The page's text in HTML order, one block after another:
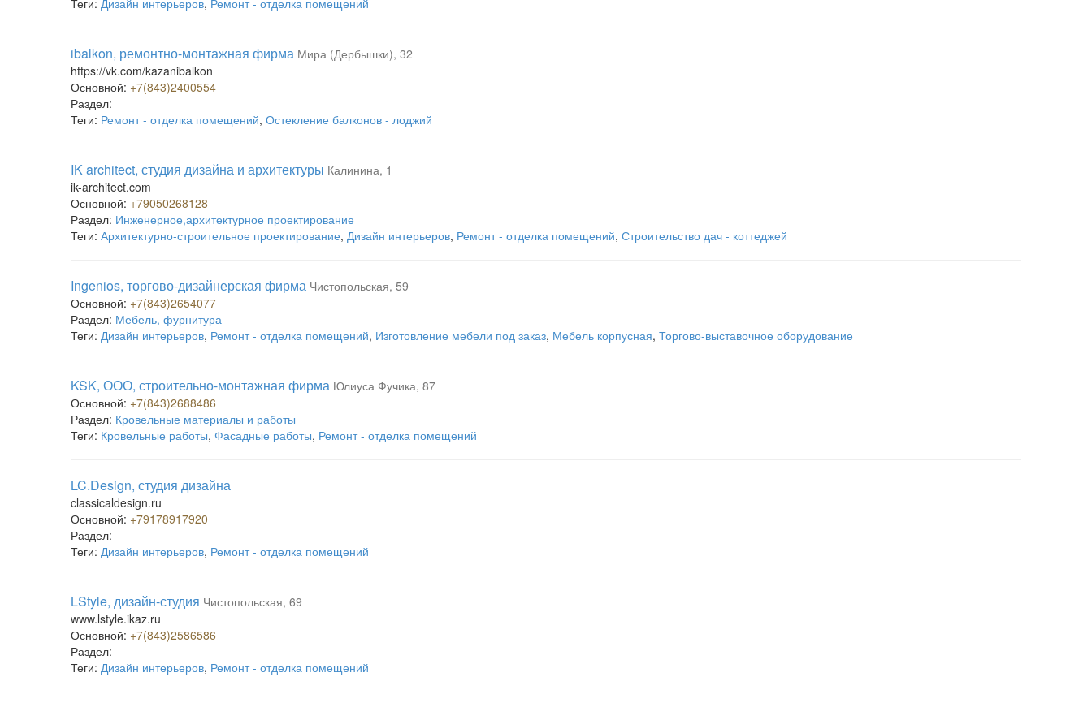
Теги: Дизайн интерьеров, Ремонт - отделка помещений
ibalkon, ремонтно-монтажная фирма Мира (Дербышки), 32
https://vk.com/kazanibalkon
Основной: +7(843)2400554
Раздел:
Теги: Ремонт - отделка помещений, Остекление балконов - лоджий
IK architect, студия дизайна и архитектуры Калинина, 1
ik-architect.com
Основной: +79050268128
Раздел: Инженерное,архитектурное проектирование
Теги: Архитектурно-строительное проектирование, Дизайн интерьеров, Ремонт - отделка помещений, Строительство дач - коттеджей
Ingenios, торгово-дизайнерская фирма Чистопольская, 59
Основной: +7(843)2654077
Раздел: Мебель, фурнитура
Теги: Дизайн интерьеров, Ремонт - отделка помещений, Изготовление мебели под заказ, Мебель корпусная, Торгово-выставочное оборудование
KSK, ООО, строительно-монтажная фирма Юлиуса Фучика, 87
Основной: +7(843)2688486
Раздел: Кровельные материалы и работы
Теги: Кровельные работы, Фасадные работы, Ремонт - отделка помещений
LC.Design, студия дизайна
classicaldesign.ru
Основной: +79178917920
Раздел:
Теги: Дизайн интерьеров, Ремонт - отделка помещений
LStyle, дизайн-студия Чистопольская, 69
www.lstyle.ikaz.ru
Основной: +7(843)2586586
Раздел:
Теги: Дизайн интерьеров, Ремонт - отделка помещений